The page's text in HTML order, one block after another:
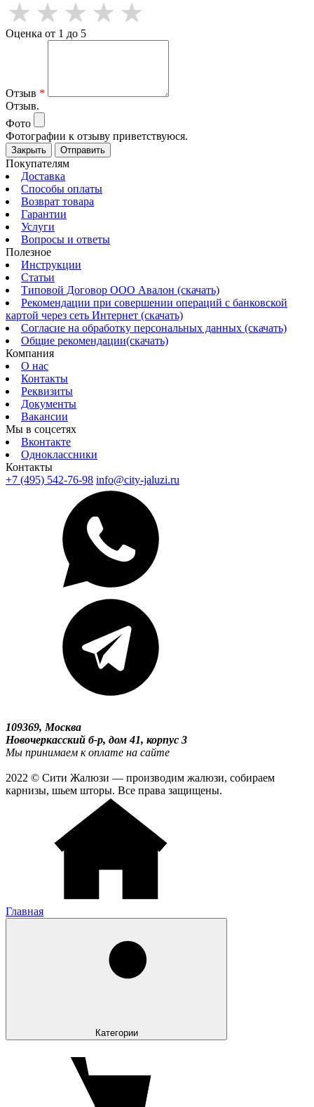
Оценка от 1 до 5
Отзыв *
Отзыв.
Фото
Фотографии к отзыву приветствуюся.
Закрыть Отправить
Покупателям
Доставка
Способы оплаты
Возврат товара
Гарантии
Услуги
Вопросы и ответы
Полезное
Инструкции
Статьи
Типовой Договор ООО Авалон (скачать)
Рекомендации при совершении операций с банковской
картой через сеть Интернет (скачать)
Согласие на обработку персональных данных (скачать)
Общие рекомендации(скачать)
Компания
О нас
Контакты
Реквизиты
Документы
Вакансии
Мы в соцсетях
Вконтакте
Одноклассники
Контакты
+7 (495) 542-76-98 info@city-jaluzi.ru
109369, Москва
Новочеркасский б-р, дом 41, корпус 3
Мы принимаем к оплате на сайте
2022 © Сити Жалюзи — производим жалюзи, собираем
карнизы, шьем шторы. Все права защищены.
Главная
Категории